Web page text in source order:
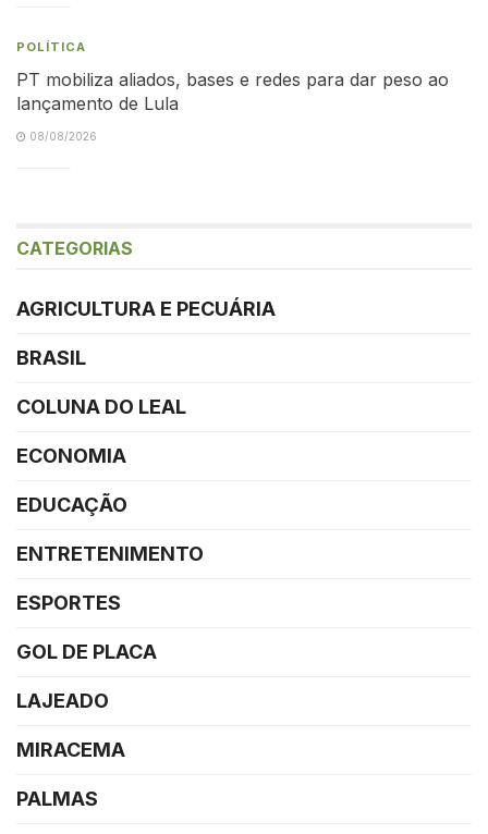
POLÍTICA
PT mobiliza aliados, bases e redes para dar peso ao
lançamento de Lula
08/08/2026
CATEGORIAS
AGRICULTURA E PECUÁRIA
BRASIL
COLUNA DO LEAL
ECONOMIA
EDUCAÇÃO
ENTRETENIMENTO
ESPORTES
GOL DE PLACA
LAJEADO
MIRACEMA
PALMAS